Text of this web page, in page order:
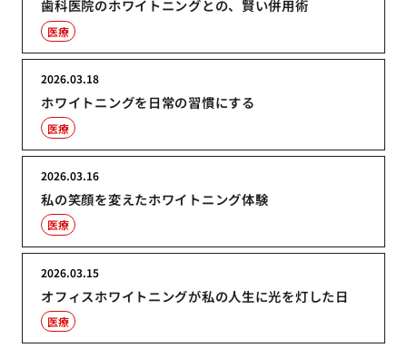
歯科医院のホワイトニングとの、賢い併用術
医療
ホワイトニングを日常の習慣にする
2026.03.18
医療
私の笑顔を変えたホワイトニング体験
2026.03.16
医療
オフィスホワイトニングが私の人生に光を灯した日
2026.03.15
医療